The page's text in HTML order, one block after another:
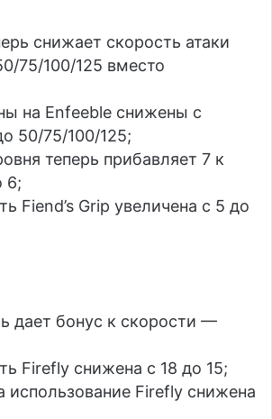
снижает скорость атаки
75/100/125 вместо
на Enfeeble снижены с
50/75/100/125;
теперь прибавляет 7 к
6;
Fiend’s Grip увеличена с 5 до
дает бонус к скорости —
Firefly снижена с 18 до 15;
Firefly снижена